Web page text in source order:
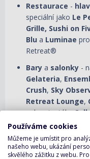
Restaurace -
speciální jako Le
Grille, Sushi on
Blu a Luminae
Retreat®
Bary a salonky -
Gelateria,
Crush, Sky
Retreat Lounge,
nebo vinotéky
přes den klidným
hudbou a tancem
Eclipse divadlo-
Používáme cookies
Můžeme je umístit pro
našeho webu, ukázání
skvělého zážitku z webu.